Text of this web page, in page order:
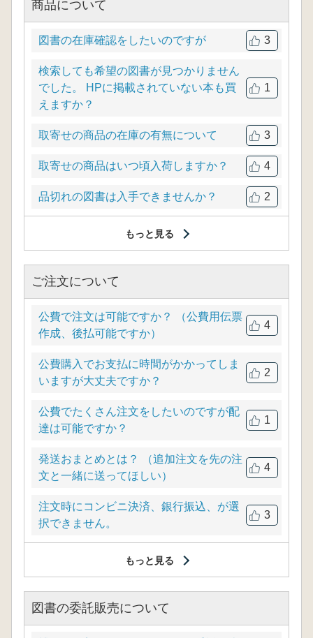
商品について
図書の在庫確認をしたいのですが 3
検索しても希望の図書が見つかりません
でした。 HPに掲載されていない本も買
えますか？
1
取寄せの商品の在庫の有無について 3
取寄せの商品はいつ頃入荷しますか？ 4
品切れの図書は入手できませんか？ 2
もっと見る
ご注文について
公費で注文は可能ですか？ （公費用伝票
作成、後払可能ですか）
4
公費購入でお支払に時間がかかってしま
いますが大丈夫ですか？
2
公費でたくさん注文をしたいのですが配
達は可能ですか？
1
発送おまとめとは？ （追加注文を先の注
文と一緒に送ってほしい）
4
注文時にコンビニ決済、銀行振込、が選
択できません。
3
もっと見る
図書の委託販売について